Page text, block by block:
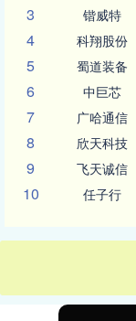
3 锴威特
4 科翔股份
5 蜀道装备
6 中巨芯
7 广哈通信
8 欣天科技
9 飞天诚信
10 任子行